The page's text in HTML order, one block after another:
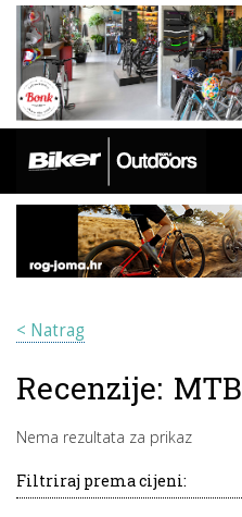
< Natrag
Recenzije: MTB
Nema rezultata za prikaz
Filtriraj prema cijeni: